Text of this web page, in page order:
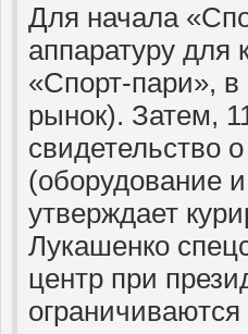
Для начала
аппаратуру для
«Спорт-пари»,
рынок). Затем,
свидетельство
(оборудование
утверждает
Лукашенко
центр при